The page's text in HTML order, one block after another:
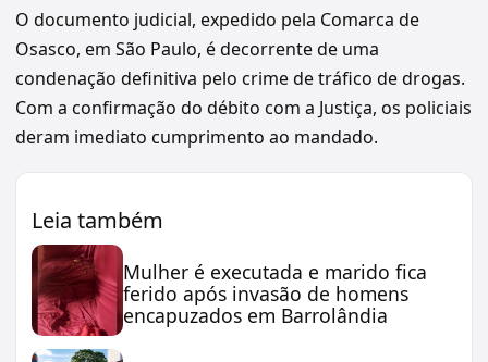
O documento judicial, expedido pela Comarca de
Osasco, em São Paulo, é decorrente de uma
condenação definitiva pelo crime de tráfico de drogas.
Com a confirmação do débito com a Justiça, os policiais
deram imediato cumprimento ao mandado.
Leia também
Mulher é executada e marido fica
ferido após invasão de homens
encapuzados em Barrolândia